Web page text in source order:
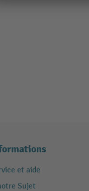
et aide
Sujet